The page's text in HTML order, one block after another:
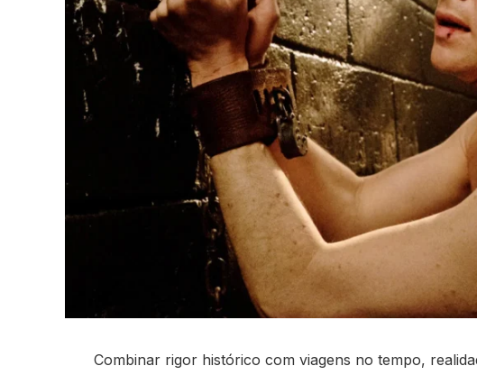
Combinar rigor histórico com viagens no tempo,